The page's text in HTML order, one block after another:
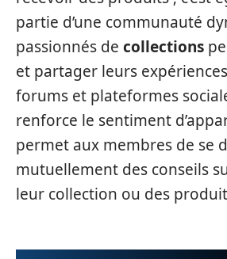
partie d’une communauté
passionnés de collections
et partager leurs
forums et plateformes
renforce le sentiment
permet aux membres de se
mutuellement des conseils
leur collection ou des